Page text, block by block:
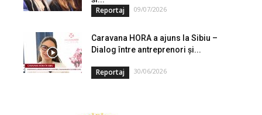
Reportaj 09/07/2026
Caravana HORA a ajuns la Sibiu –
Dialog între antreprenori și...
Reportaj 30/06/2026